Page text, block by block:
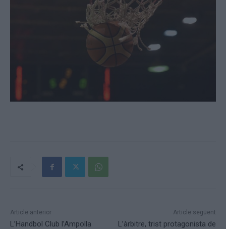
Article anterior
L’Handbol Club l’Ampolla
Article següent
L’àrbitre, trist protagonista de